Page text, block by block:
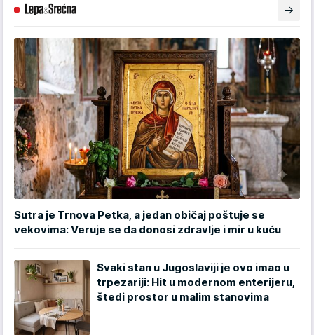
Sutra je Trnova Petka, a jedan običaj poštuje se
vekovima: Veruje se da donosi zdravlje i mir u kuću
Svaki stan u Jugoslaviji je ovo imao u
trpezariji: Hit u modernom enterijeru,
štedi prostor u malim stanovima